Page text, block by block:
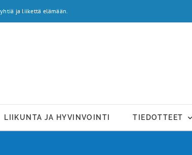
ja liikettä elämään.
LIIKUNTA JA HYVINVOINTI TIEDOTTEET